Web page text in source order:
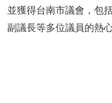
並獲得台南市議會，包
副議長等多位議員的熱心